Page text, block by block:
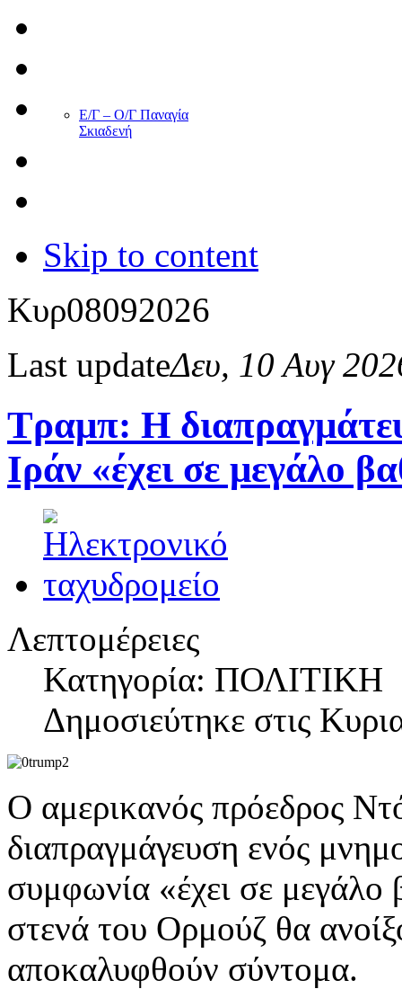
Ε/Γ – Ο/Γ Παναγία
Σκιαδενή
Skip to content
Κυρ08092026
Last updateΔευ, 10 Αυγ
Τραμπ: Η
Ιράν «έχει σε μεγάλο
Λεπτομέρειες
Κατηγορία: ΠΟΛΙΤΙΚΗ
Δημοσιεύτηκε στις
Ο αμερικανός πρόεδρος
διαπραγμάγευση ενός
συμφωνία «έχει σε μεγάλο
στενά του Ορμούζ θα
αποκαλυφθούν σύντομα.